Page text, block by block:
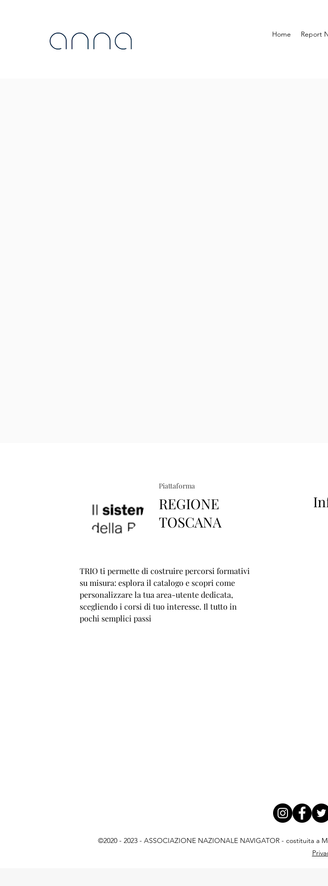
Home Report
Piattaforma
REGIONE
TOSCANA
TRIO ti permette di costruire percorsi formativi
su misura: esplora il catalogo e scopri come
personalizzare la tua area-utente dedicata,
scegliendo i corsi di tuo interesse. Il tutto in
pochi semplici passi
©2020 - 2023 - ASSOCIAZIONE NAZIONALE NAVIGATOR - costituita a